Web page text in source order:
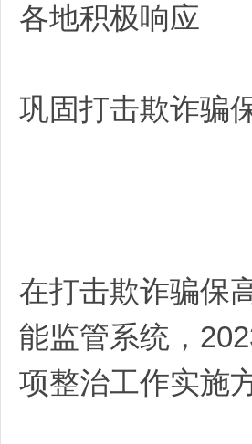
各地积极响应
巩固打击欺诈骗
在打击欺诈骗保
能监管系统，
项整治工作实施